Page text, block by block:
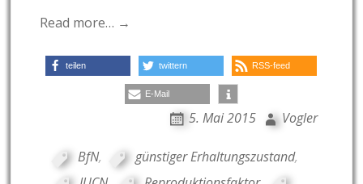
Read more… →
teilen twittern RSS-feed
E-Mail
5. Mai 2015 Vogler
BfN, günstiger Erhaltungszustand,